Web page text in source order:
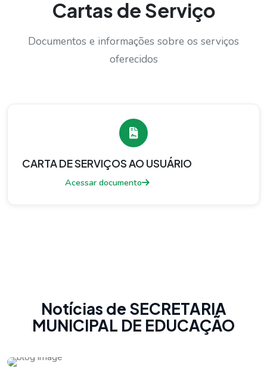
Cartas de Serviço
Documentos e informações sobre os serviços
oferecidos
CARTA DE SERVIÇOS AO USUÁRIO
Acessar documento
Notícias de SECRETARIA
MUNICIPAL DE EDUCAÇÃO